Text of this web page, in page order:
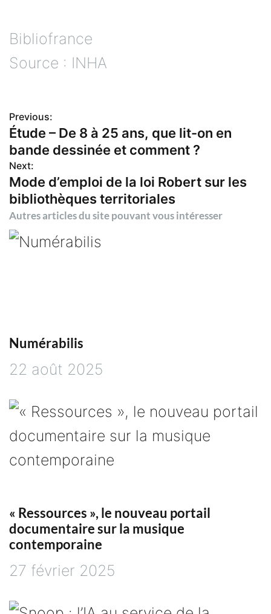
Bibliofrance
Source : INHA
N
a
v
i
i
o
n
d
e
’
a
r
Previous:
Étude – De 8 à 25 ans, que lit-on en
bande dessinée et comment ?
Next:
Mode d’emploi de la loi Robert sur les
bibliothèques territoriales
Autres articles du site pouvant vous intéresser
Numérabilis
22 août 2025
« Ressources », le nouveau portail
documentaire sur la musique
contemporaine
27 février 2025